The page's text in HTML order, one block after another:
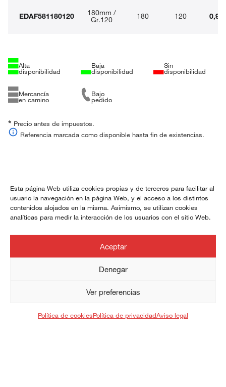
Esta página Web utiliza cookies propias y de terceros para facilitar al
usuario la navegación en la página Web, y el acceso a los distintos
contenidos alojados en la misma. Asimismo, se utilizan cookies
analíticas para medir la interacción de los usuarios con el sitio Web.
Aceptar
Denegar
Ver preferencias
Política de cookiesPolítica de privacidadAviso legal
EDAF581180120 180mm /
Gr.120 180 120
Alta
disponibilidad
Baja
disponibilidad
Sin
disponibilidad
Mercancía
en camino
Bajo
pedido
* Precio antes de impuestos.
Referencia marcada como disponible hasta fin de existencias.
Información
adicional:
Contactar con el servicio de Atención
al cliente